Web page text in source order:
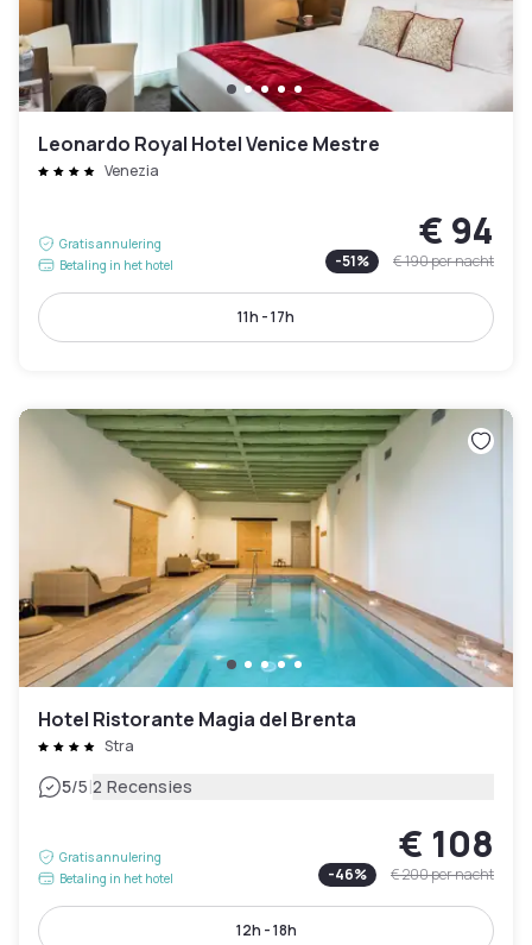
Leonardo Royal Hotel Venice Mestre
Venezia
Gratis annulering
Betaling in het hotel
€ 94
-51% € 190per nacht
11h - 17h
Hotel Ristorante Magia del Brenta
Stra
5/5|2 Recensies
Gratis annulering
Betaling in het hotel
€ 108
-46% € 200per nacht
12h - 18h